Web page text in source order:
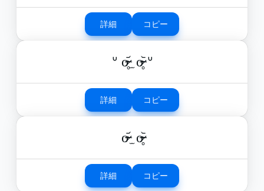
詳細 コピー
ᐡ o̴̶̷̥᷄ ̫ o̴̶̷̥᷅ ᐡ
詳細 コピー
o̴̶̷᷄ ̫ o̴̶̷̥᷅
詳細 コピー